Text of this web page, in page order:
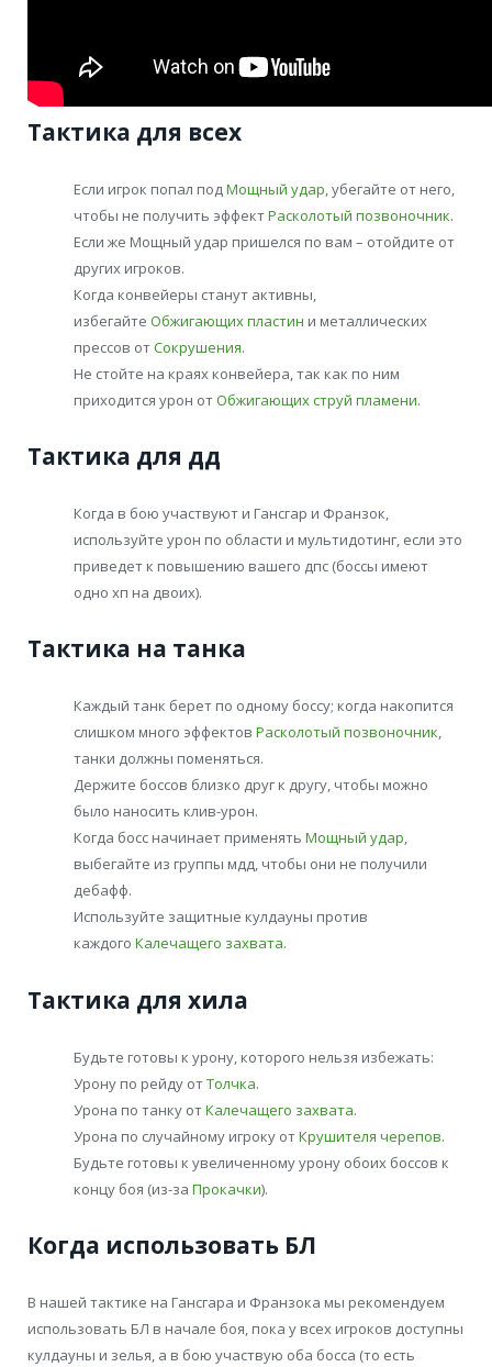
Тактика для всех
Если игрок попал подМощный удар, убегайте от него,
чтобы не получить эффектРасколотый позвоночник.
Если же Мощный удар пришелся по вам – отойдите от
других игроков.
Когда конвейеры станут активны,
избегайте Обжигающих пластин и металлических
прессов отСокрушения.
Не стойте на краях конвейера, так как по ним
приходится урон отОбжигающих струй пламени.
Тактика для дд
Когда в бою участвуют и Гансгар и Франзок,
используйте урон по области и мультидотинг, если это
приведет к повышению вашего дпс (боссы имеют
одно хп на двоих).
Тактика на танка
Каждый танк берет по одному боссу; когда накопится
слишком много эффектов Расколотый позвоночник,
танки должны поменяться.
Держите боссов близко друг к другу, чтобы можно
было наносить клив-урон.
Когда босс начинает применять Мощный удар,
выбегайте из группы мдд, чтобы они не получили
дебафф.
Используйте защитные кулдауны против
каждого Калечащего захвата.
Тактика для хила
Будьте готовы к урону, которого нельзя избежать:
Урону по рейду отТолчка.
Урона по танку отКалечащего захвата.
Урона по случайному игроку отКрушителя черепов.
Будьте готовы к увеличенному урону обоих боссов к
концу боя (из-за Прокачки).
Когда использовать БЛ
В нашей тактике на Гансгара и Франзока мы рекомендуем
использовать БЛ в начале боя, пока у всех игроков доступны
кулдауны и зелья, а в бою участвую оба босса (то есть